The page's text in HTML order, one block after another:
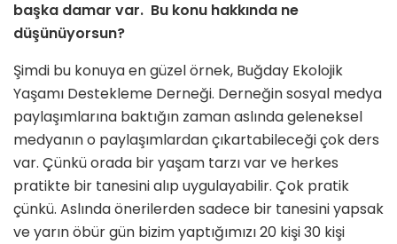
başka damar var. Bu konu hakkında ne
düşünüyorsun?
Şimdi bu konuya en güzel örnek, Buğday Ekolojik
Yaşamı Destekleme Derneği. Derneğin sosyal medya
paylaşımlarına baktığın zaman aslında geleneksel
medyanın o paylaşımlardan çıkartabileceği çok ders
var. Çünkü orada bir yaşam tarzı var ve herkes
pratikte bir tanesini alıp uygulayabilir. Çok pratik
çünkü. Aslında önerilerden sadece bir tanesini yapsak
ve yarın öbür gün bizim yaptığımızı 20 kişi 30 kişi